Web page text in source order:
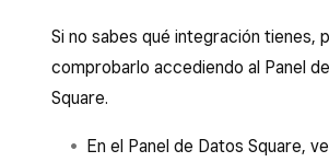
Si no sabes qué integración tienes,
comprobarlo accediendo al Panel
Square.
En el Panel de Datos Square,